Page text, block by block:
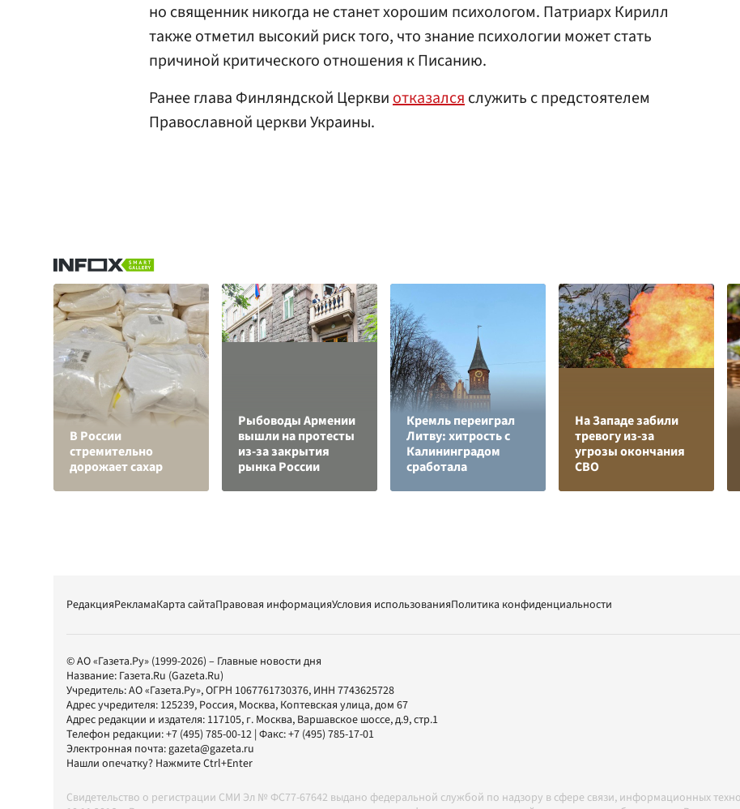
но священник никогда не станет хорошим психологом. Патриарх Кирилл
также отметил высокий риск того, что знание психологии может стать
причиной критического отношения к Писанию.
Ранее глава Финляндской Церквиотказалсяслужить с предстоятелем
Православной церкви Украины.
В России
стремительно
дорожает сахар
Рыбоводы Армении
вышли на протесты
из-за закрытия
рынка России
Кремль переиграл
Литву: хитрость с
Калининградом
сработала
На Западе забили
тревогу из-за
угрозы окончания
СВО
РедакцияРекламаКарта сайтаПравовая информацияУсловия использованияПолитика конфиденциальности
© АО «Газета.Ру» (1999-2026) – Главные новости дня
Название: Газета.Ru (Gazeta.Ru)
Учредитель:АО «Газета.Ру», ОГРН 1067761730376, ИНН 7743625728
Адрес учредителя: 125239, Россия, Москва, Коптевская улица, дом 67
Адрес редакции и издателя: 117105, г. Москва, Варшавское шоссе, д.9, стр.1
Телефон редакции:+7 (495) 785-00-12 | Факс:+7 (495) 785-17-01
Электронная почта:gazeta@gazeta.ru
Нашли опечатку? Нажмите Ctrl+Enter
Свидетельство о регистрации СМИ Эл № ФС77-67642 выдано федеральной службой по надзору в сфере связи, информационных